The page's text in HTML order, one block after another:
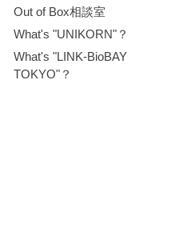
Out of Box相談室
What's "UNIKORN"？
What's "LINK-BioBAY
TOKYO"？